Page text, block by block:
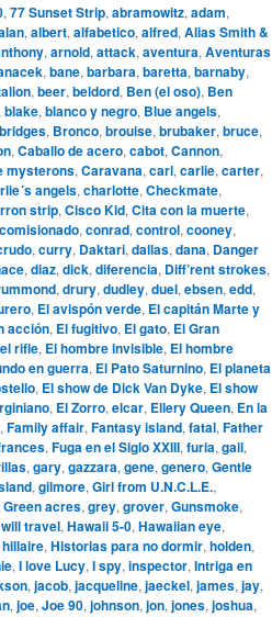
, 77 Sunset Strip, abramowitz, adam,
, albert, alfabetico, alfred, Alias Smith &
, arnold, attack, aventura, Aventuras
, bane, barbara, baretta, barnaby,
, beer, beldord, Ben (el oso), Ben
blake, blanco y negro, Blue angels,
bridges, Bronco, brouise, brubaker, bruce,
, Caballo de acero, cabot, Cannon,
mysterons, Caravana, carl, carlie, carter,
angels, charlotte, Checkmate,
strip, Cisco Kid, Cita con la muerte,
comisionado, conrad, control, cooney,
, curry, Daktari, dallas, dana, Danger
, diaz, dick, diferencia, Diff’rent strokes,
, drury, dudley, duel, ebsen, edd,
, El avispón verde, El capitán Marte y
acción, El fugitivo, El gato, El Gran
rifle, El hombre invisible, El hombre
en guerra, El Pato Saturnino, El planeta
, El show de Dick Van Dyke, El show
, El Zorro, elcar, Ellery Queen, En la
, Family affair, Fantasy island, fatal, Father
, Fuga en el Siglo XXIII, furia, gail,
, gary, gazzara, gene, genero, Gentle
, gilmore, Girl from U.N.C.L.E.,
Green acres, grey, grover, Gunsmoke,
travel, Hawaii 5-0, Hawaiian eye,
hillaire, Historias para no dormir, holden,
, I love Lucy, I spy, inspector, Intriga en
, jacob, jacqueline, jaeckel, james, jay,
, joe, Joe 90, johnson, jon, jones, joshua,